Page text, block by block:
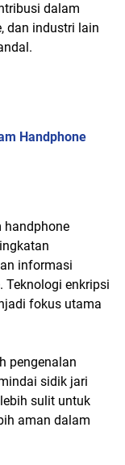
dalam
dan industri lain
Handphone
handphone
informasi
Teknologi enkripsi
fokus utama
pengenalan
sidik jari
sulit untuk
aman dalam